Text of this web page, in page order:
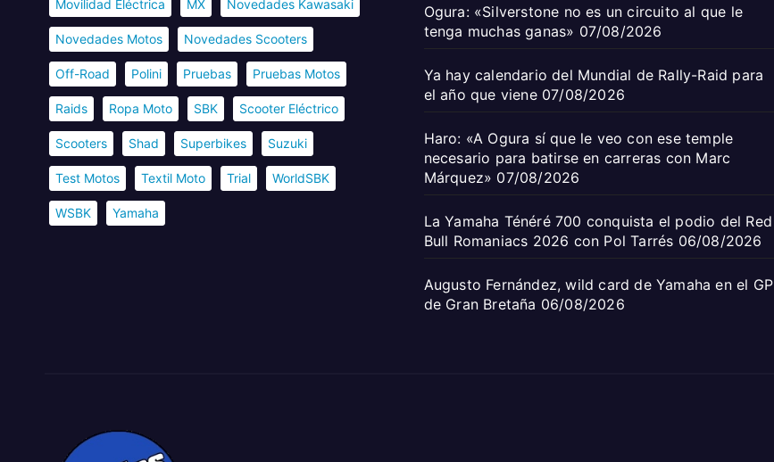
Movilidad Eléctrica MX Novedades Kawasaki
Novedades Motos Novedades Scooters
Off-Road Polini Pruebas Pruebas Motos
Raids Ropa Moto SBK Scooter Eléctrico
Scooters Shad Superbikes Suzuki
Test Motos Textil Moto Trial WorldSBK
WSBK Yamaha
Ogura: «Silverstone no es un circuito al que le
tenga muchas ganas» 07/08/2026
Ya hay calendario del Mundial de Rally-Raid para
el año que viene 07/08/2026
Haro: «A Ogura sí que le veo con ese temple
necesario para batirse en carreras con Marc
Márquez» 07/08/2026
La Yamaha Ténéré 700 conquista el podio del Red
Bull Romaniacs 2026 con Pol Tarrés 06/08/2026
Augusto Fernández, wild card de Yamaha en el GP
de Gran Bretaña 06/08/2026